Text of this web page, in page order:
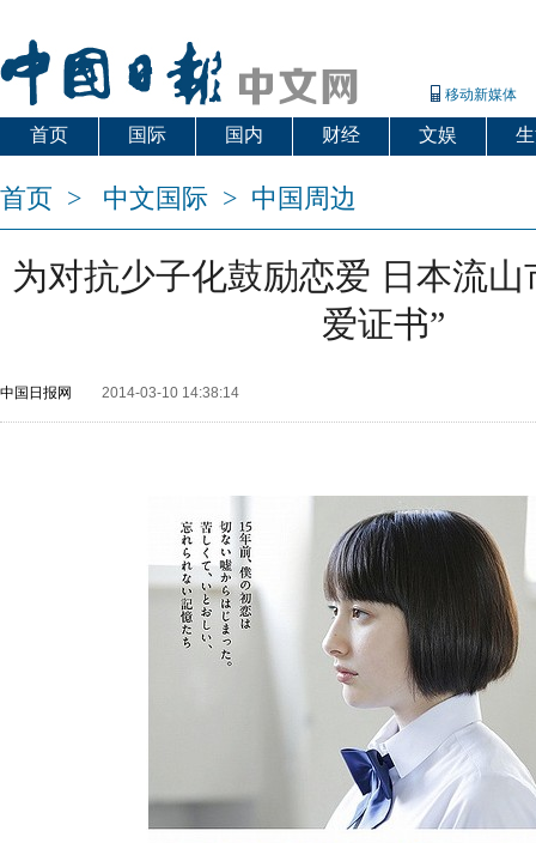
移动新媒体
首页 国际 国内 财经 文娱
首页 > 中文国际 > 中国周边
为对抗少子化鼓励恋爱 日本流山
爱证书”
中国日报网 2014-03-10 14:38:14